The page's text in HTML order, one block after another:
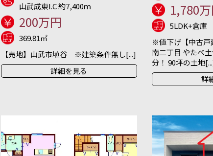
山武成東I.C 約7,400ｍ
200万円
369.81㎡
【売地】山武市埴谷 ※建築条件無し[...]
詳細を見る
1,780
5LDK+倉庫
※値下げ【中古戸
南二丁目 やたべ
分！ 90坪の土地
詳